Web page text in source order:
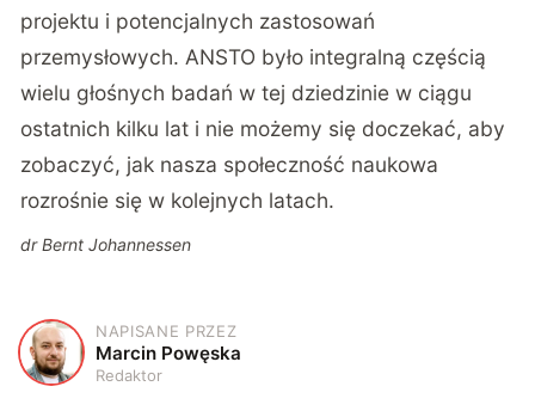
projektu i potencjalnych zastosowań
przemysłowych. ANSTO było integralną częścią
wielu głośnych badań w tej dziedzinie w ciągu
ostatnich kilku lat i nie możemy się doczekać, aby
zobaczyć, jak nasza społeczność naukowa
rozrośnie się w kolejnych latach.
dr Bernt Johannessen
M
NAPISANE PRZEZ
Marcin Powęska
Redaktor